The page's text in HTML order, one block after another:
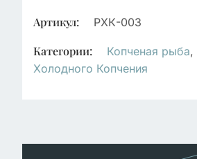
Артикул: РХК-003
Категории: Копченая рыба,
Холодного Копчения